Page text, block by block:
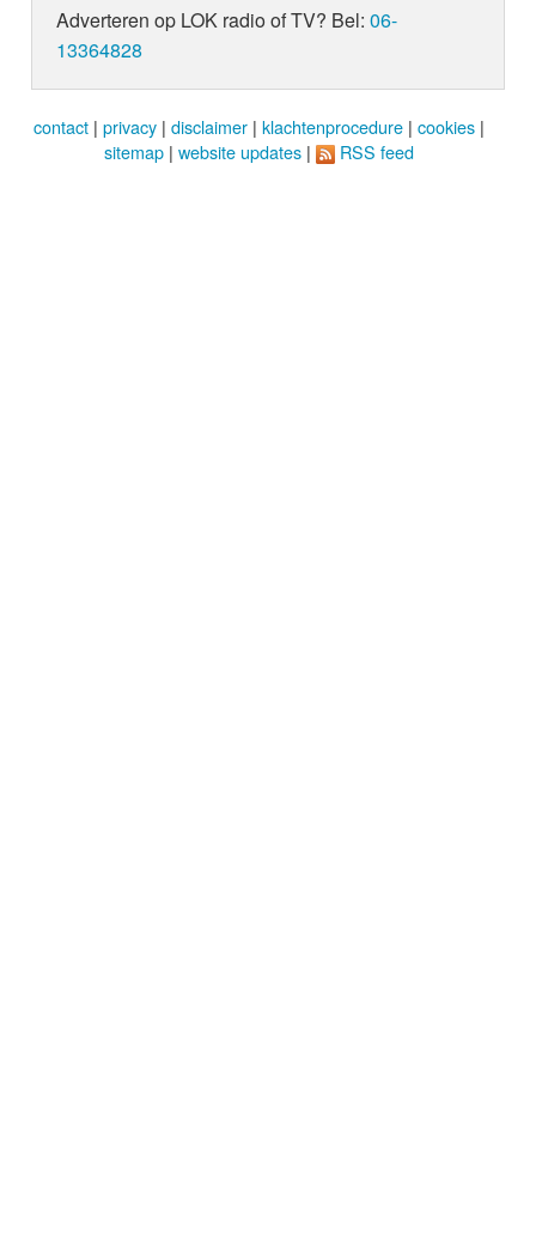
Adverteren op LOK radio of TV? Bel:06-
13364828
contact | privacy | disclaimer | klachtenprocedure | cookies |
sitemap | website updates | RSS feed